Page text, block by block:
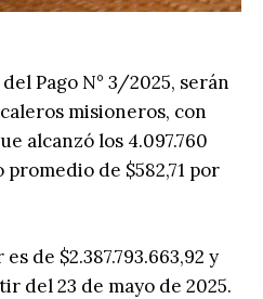
Pago N° 3/2025, serán
misioneros, con
alcanzó los 4.097.760
de $582,71 por
de $2.387.793.663,92 y
del 23 de mayo de 2025.